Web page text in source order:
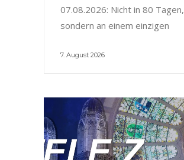
07.08.2026: Nicht in 80 Tagen,
sondern an einem einzigen
7. August 2026